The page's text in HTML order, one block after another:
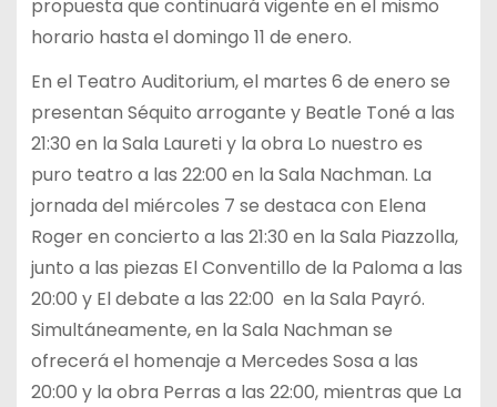
propuesta que continuará vigente en el mismo
horario hasta el domingo 11 de enero.
En el Teatro Auditorium, el martes 6 de enero se
presentan Séquito arrogante y Beatle Toné a las
21:30 en la Sala Laureti y la obra Lo nuestro es
puro teatro a las 22:00 en la Sala Nachman. La
jornada del miércoles 7 se destaca con Elena
Roger en concierto a las 21:30 en la Sala Piazzolla,
junto a las piezas El Conventillo de la Paloma a las
20:00 y El debate a las 22:00 en la Sala Payró.
Simultáneamente, en la Sala Nachman se
ofrecerá el homenaje a Mercedes Sosa a las
20:00 y la obra Perras a las 22:00, mientras que La